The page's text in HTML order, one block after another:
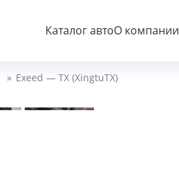
Каталог автоО компании
» Exeed — TX (XingtuTX)